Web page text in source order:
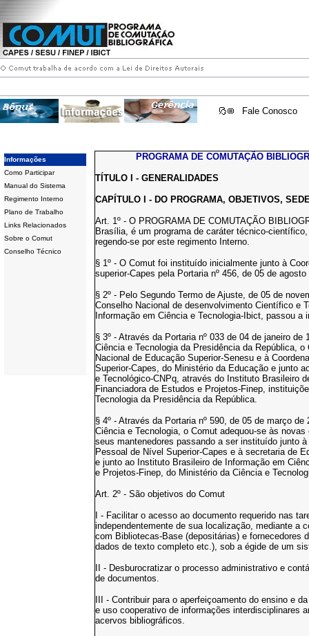
Fale Conosco
Informações
Como Participar
Manual do Sistema
Regimento Interno
Plano de Trabalho
Links Relacionados
Sobre o Comut
Conselho Técnico
PROGRAMA DE COMUTAÇÃO
TÍTULO I - GENERALIDADES
CAPÍTULO I - DO PROGRAMA, OBJETIVOS,
Art. 1º - O PROGRAMA DE COMUTAÇÃO
Brasília, é um programa de caráter técnico-
regendo-se por este regimento Interno.
§ 1º - O Comut foi instituído inicialmente junto à
superior-Capes pela Portaria nº 456, de 05 de
§ 2º - Pelo Segundo Termo de Ajuste, de 05 de
Conselho Nacional de desenvolvimento Científico e
Informação em Ciência e Tecnologia-Ibict, passou
§ 3º - Através da Portaria nº 033 de 04 de janeiro
Ciência e Tecnologia da Presidência da República,
Nacional de Educação Superior-Senesu e à
Superior-Capes, do Ministério da Educação e junto
e Tecnológico-CNPq, através do Instituto Brasileiro
Financiadora de Estudos e Projetos-Finep,
Tecnologia da Presidência da República.
§ 4º - Através da Portaria nº 590, de 05 de março
Ciência e Tecnologia, o Comut adequou-se às
seus mantenedores passando a ser instituído junto
Pessoal de Nível Superior-Capes e à secretaria de
e junto ao Instituto Brasileiro de Informação em
e Projetos-Finep, do Ministério da Ciência e
Art. 2º - São objetivos do Comut
I - Facilitar o acesso ao documento requerido nas
independentemente de sua localização, mediante a
com Bibliotecas-Base (depositárias) e fornecedores
dados de texto completo etc.), sob a égide de um
II - Desburocratizar o processo administrativo e
de documentos.
III - Contribuir para o aperfeiçoamento do ensino e
e uso cooperativo de informações interdisciplinares
acervos bibliográficos.